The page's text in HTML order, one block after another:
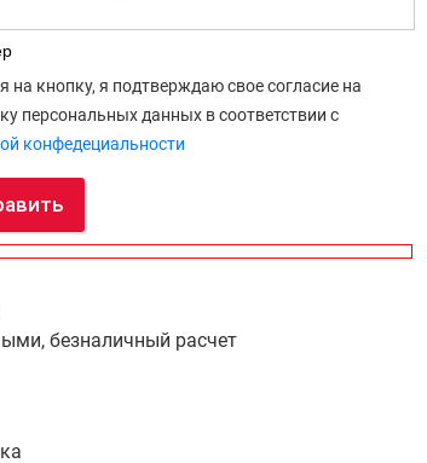
на кнопку, я подтверждаю свое согласие на
персональных данных в соответствии с
конфедециальности
безналичный расчет